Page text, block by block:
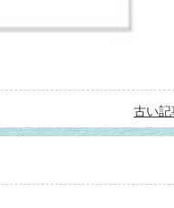
古い記